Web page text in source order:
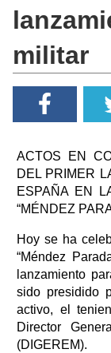
militar
ACTOS EN
DEL PRIMER
ESPAÑA EN
“MÉNDEZ
Hoy se ha
“Méndez
lanzamiento
sido presidido
activo, el
Director
(DIGEREM).